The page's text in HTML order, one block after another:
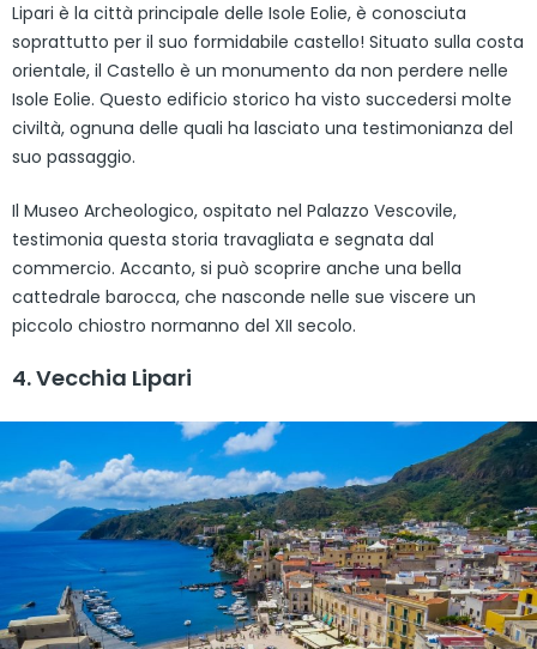
Lipari è la città principale delle Isole Eolie, è conosciuta
soprattutto per il suo formidabile castello! Situato sulla costa
orientale, il Castello è un monumento da non perdere nelle
Isole Eolie. Questo edificio storico ha visto succedersi molte
civiltà, ognuna delle quali ha lasciato una testimonianza del
suo passaggio.
Il Museo Archeologico, ospitato nel Palazzo Vescovile,
testimonia questa storia travagliata e segnata dal
commercio. Accanto, si può scoprire anche una bella
cattedrale barocca, che nasconde nelle sue viscere un
piccolo chiostro normanno del XII secolo.
4. Vecchia Lipari